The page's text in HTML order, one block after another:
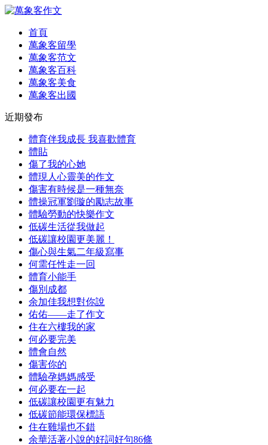
首頁
萬象客留學
萬象客范文
萬象客百科
萬象客美食
萬象客出國
近期發布
體育伴我成長 我喜歡體育
體貼
傷了我的心她
體現人心靈美的作文
傷害有時候是一種無奈
體操冠軍劉璇的勵志故事
體驗勞動的快樂作文
低碳生活從我做起
低碳讓校園更美麗！
傷心與生氣二年級寫事
何需任性走一回
體育小能手
傷別成都
余加佳我想對你說
佑佑——走了作文
住在六樓我的家
何必要完美
體會自然
傷害你的
體驗孕媽媽感受
何必要在一起
低碳讓校園更有魅力
低碳節能環保標語
住在雞場也不錯
余華活著小說的好詞好句86條